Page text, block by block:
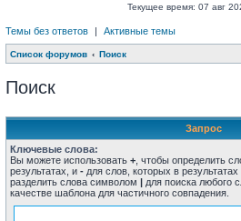
Текущее время: 07 авг
Темы без ответов | Активные темы
Список форумов Поиск
Поиск
Запрос
Ключевые слова:
Вы можете использовать + , чтобы определить
результатах, и - для слов, которых в
разделить слова символом | для поиска любого
качестве шаблона для частичного совпадения.